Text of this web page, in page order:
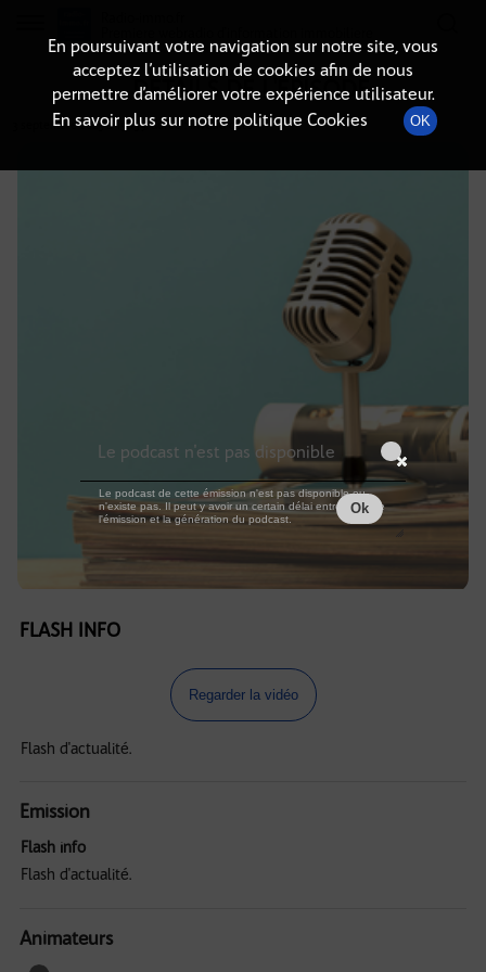
DÉTAILS DE L'ÉPISODE
3 septembre 2023à 15h59, durée : Invalid date
FLASH INFO
Regarder la vidéo
Flash d'actualité.
Emission
Flash info
Flash d'actualité.
Animateurs
En poursuivant votre navigation sur notre site, vous
acceptez l’utilisation de cookies afin de nous
permettre d’améliorer votre expérience utilisateur.
En savoir plus sur notre politique Cookies
OK
Le podcast n'est pas disponible
Le podcast de cette émission n'est pas disponible ou
n'existe pas. Il peut y avoir un certain délai entre la fin de
l'émission et la génération du podcast.
Ok